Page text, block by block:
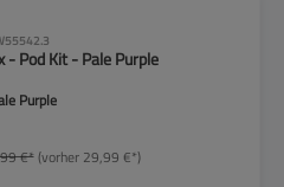
- Pod Kit - Pale Purple
Purple
€*(vorher 29,99 €*)